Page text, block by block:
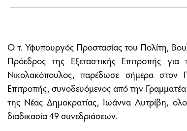
Ο τ. Υφυπουργός Προστασίας του Πολίτη,
Πρόεδρος της Εξεταστικής Επιτροπής
Νικολακόπουλος, παρέδωσε σήμερα
Επιτροπής, συνοδευόμενος από την
της Νέας Δημοκρατίας, Ιωάννα Λυτρίβη,
διαδικασία 49 συνεδριάσεων.